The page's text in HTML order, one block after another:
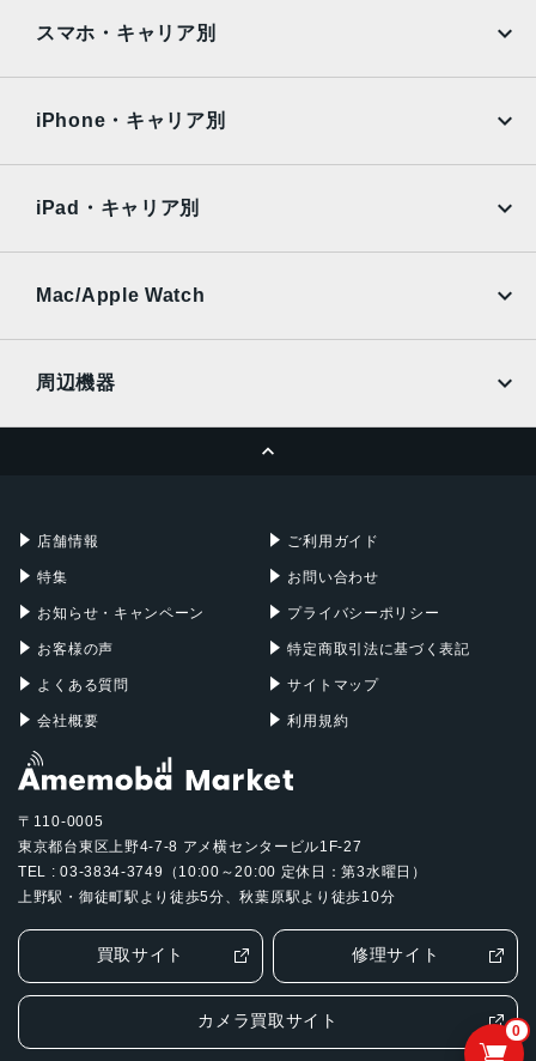
0
AQUOS
OPPO Android
Surface
Xiaomi Tablet
スマホ・キャリア別
Ymobile
UQmobile
iPhone・キャリア別
Ymobile
UQmobile
iPad・キャリア別
Mac/Apple Watch
周辺機器
店舗情報
特集
お知らせ・キャンペーン
お客様の声
よくある質問
会社概要
ご利用ガイド
お問い合わせ
プライバシーポリシー
特定商取引法に基づく表記
サイトマップ
利用規約
〒110-0005
東京都台東区上野4-7-8 アメ横センタービル1F-27
TEL : 03-3834-3749（10:00～20:00 定休日：第3水曜日）
上野駅・御徒町駅より徒歩5分、秋葉原駅より徒歩10分
買取サイト 修理サイト
カメラ買取サイト